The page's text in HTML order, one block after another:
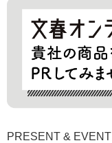
PRESENT & EVENT